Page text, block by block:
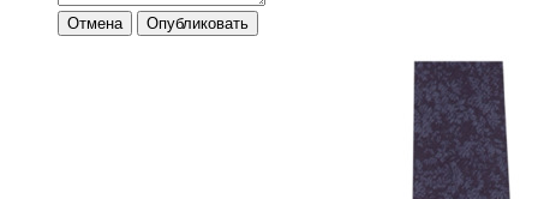
Отмена Опубликовать